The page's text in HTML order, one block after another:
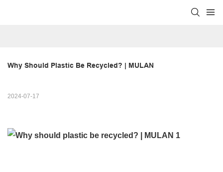
Why Should Plastic Be Recycled? | MULAN
2024-07-17